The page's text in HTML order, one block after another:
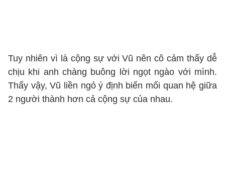
Tuy nhiên vì là cộng sự với Vũ nên cô cảm thấy dễ
chịu khi anh chàng buông lời ngọt ngào với mình.
Thấy vậy, Vũ liền ngỏ ý định biến mối quan hệ giữa
2 người thành hơn cả cộng sự của nhau.